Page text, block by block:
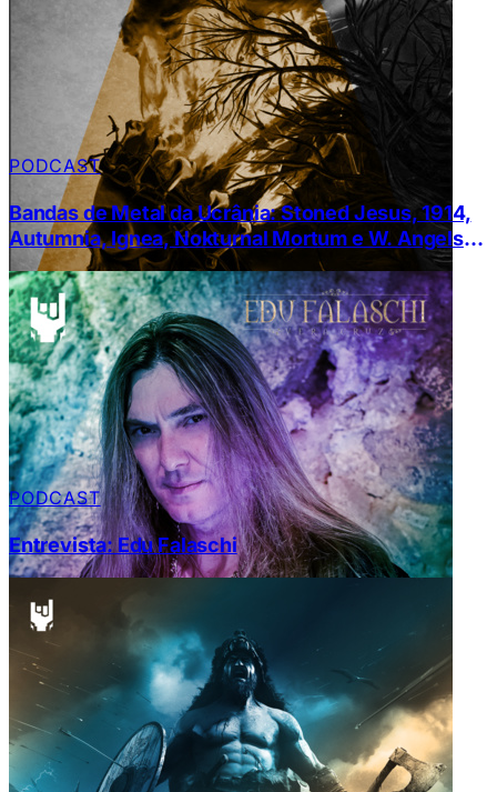
PODCAST
Bandas de Metal da Ucrânia: Stoned Jesus, 1914,
Autumnia, Ignea, Nokturnal Mortum e W. Angels
Conquest￼
PODCAST
Entrevista: Edu Falaschi